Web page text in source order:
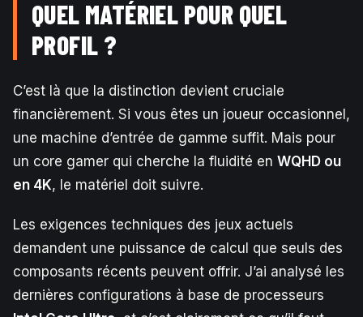
QUEL MATÉRIEL POUR QUEL
PROFIL ?
C’est là que la distinction devient cruciale
financièrement. Si vous êtes un joueur occasionnel,
une machine d’entrée de gamme suffit. Mais pour
un core gamer qui cherche la fluidité en WQHD ou
en 4K, le matériel doit suivre.
Les exigences techniques des jeux actuels
demandent une puissance de calcul que seuls des
composants récents peuvent offrir. J’ai analysé les
dernières configurations à base de processeurs